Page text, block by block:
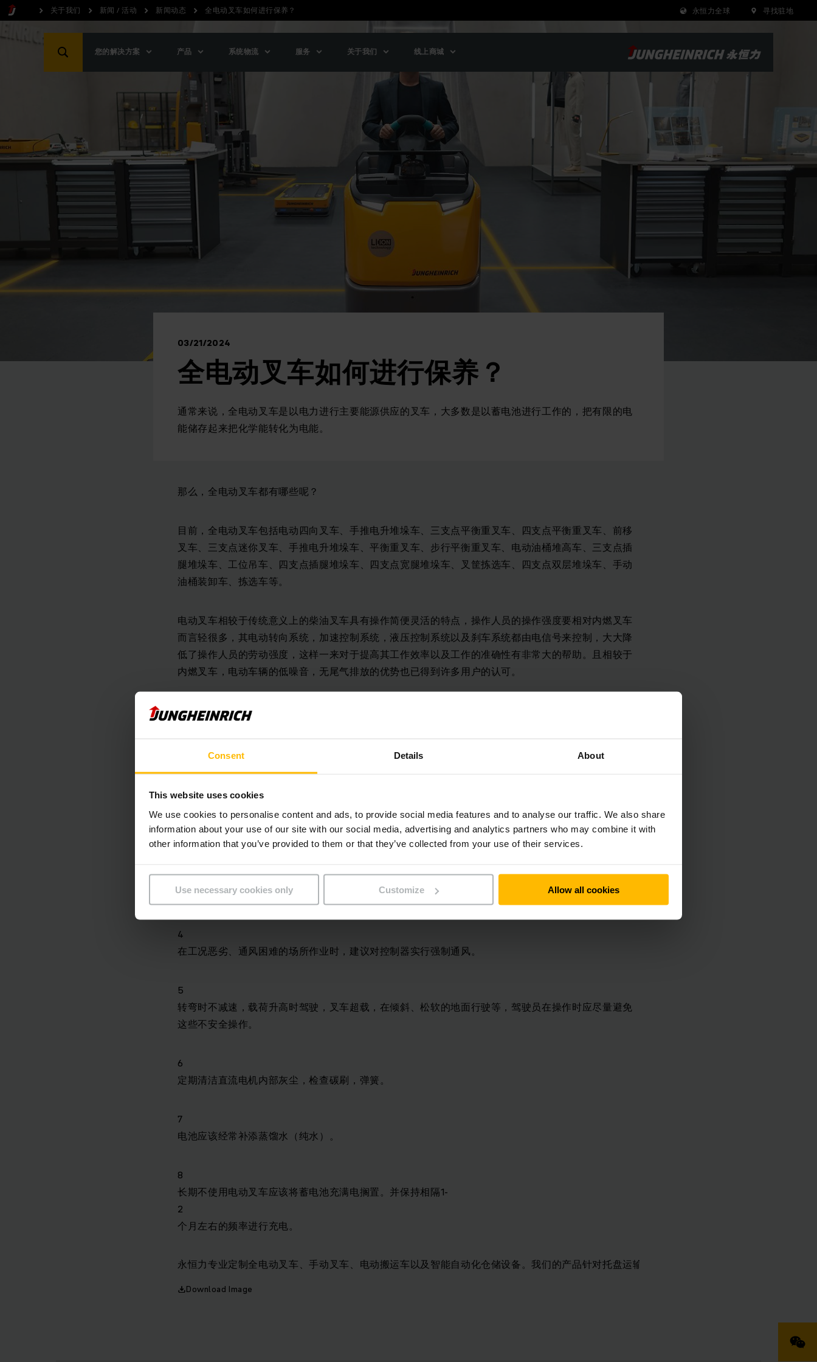
Consent Details About
This website uses cookies
We use cookies to personalise content and ads, to provide social media features and to analyse our traffic. We also share
information about your use of our site with our social media, advertising and analytics partners who may combine it with
other information that you’ve provided to them or that they’ve collected from your use of their services.
Use necessary cookies only Customize Allow all cookies
关于我们 新闻 / 活动 新闻动态 全电动叉车如何进行保养？ 永恒力全球 寻找驻地
您的解决方案 产品 系统物流 服务 关于我们 线上商城
03/21/2024
全电动叉车如何进行保养？
通常来说，全电动叉车是以电力进行主要能源供应的叉车，大多数是以蓄电池进行工作的，把有限的电
能储存起来把化学能转化为电能。
那么，全电动叉车都有哪些呢？
目前，全电动叉车包括电动四向叉车、手推电升堆垛车、三支点平衡重叉车、四支点平衡重叉车、前移
叉车、三支点迷你叉车、手推电升堆垛车、平衡重叉车、步行平衡重叉车、电动油桶堆高车、三支点插
腿堆垛车、工位吊车、四支点插腿堆垛车、四支点宽腿堆垛车、叉筐拣选车、四支点双层堆垛车、手动
油桶装卸车、拣选车等。
电动叉车相较于传统意义上的柴油叉车具有操作简便灵活的特点，操作人员的操作强度要相对内燃叉车
而言轻很多，其电动转向系统，加速控制系统，液压控制系统以及刹车系统都由电信号来控制，大大降
低了操作人员的劳动强度，这样一来对于提高其工作效率以及工作的准确性有非常大的帮助。且相较于
内燃叉车，电动车辆的低噪音，无尾气排放的优势也已得到许多用户的认可。
在保养方面，永恒力告诉大家，全电动叉车在进行保养时需注意以下几点：
电瓶充电时，必须将充电回路与斩波器完全脱离，因为除了影响充电机充电外，充电机产生的过电压也
会损害斩波器。
3
特别注意电瓶到电控的走线不仅要平行布置而且要尽量短。
4
在工况恶劣、通风困难的场所作业时，建议对控制器实行强制通风。
5
转弯时不减速，载荷升高时驾驶，叉车超载，在倾斜、松软的地面行驶等，驾驶员在操作时应尽量避免
这些不安全操作。
6
定期清洁直流电机内部灰尘，检查碳刷，弹簧。
7
电池应该经常补添蒸馏水（纯水）。
8
长期不使用电动叉车应该将蓄电池充满电搁置。并保持相隔1-
2
个月左右的频率进行充电。
永恒力专业定制全电动叉车、手动叉车、电动搬运车以及智能自动化仓储设备。我们的产品针对托盘运输，堆垛或拣选要求提供了行业领先的
Download Image